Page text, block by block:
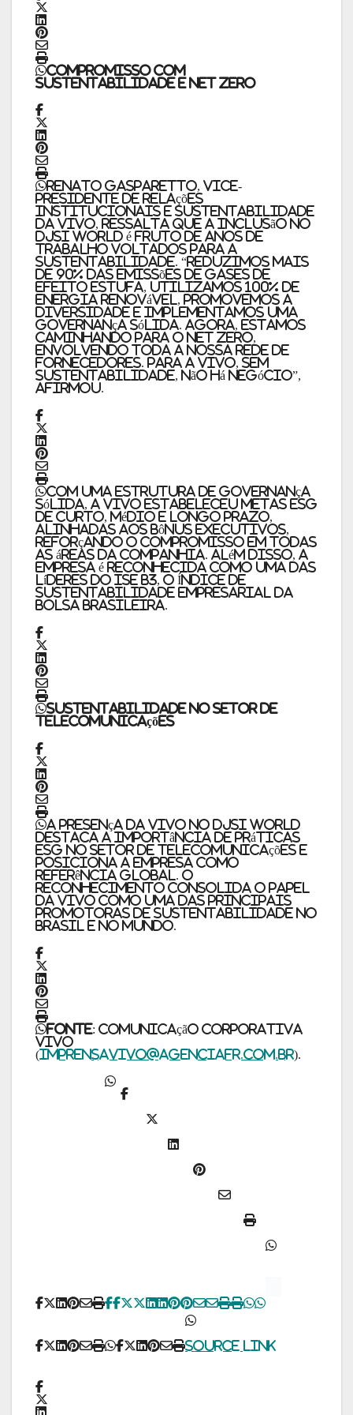
Compromisso com
Sustentabilidade e Net Zero
Renato Gasparetto, vice-
presidente de Relações
Institucionais e Sustentabilidade
da Vivo, ressalta que a inclusão no
DJSI World é fruto de anos de
trabalho voltados para a
sustentabilidade. “Reduzimos mais
de 90% das emissões de gases de
efeito estufa, utilizamos 100% de
energia renovável, promovemos a
diversidade e implementamos uma
governança sólida. Agora, estamos
caminhando para o Net Zero,
envolvendo toda a nossa rede de
fornecedores. Para a Vivo, sem
sustentabilidade, não há negócio”,
afirmou.
Com uma estrutura de governança
sólida, a Vivo estabeleceu metas ESG
de curto, médio e longo prazo,
alinhadas aos bônus executivos,
reforçando o compromisso em todas
as áreas da companhia. Além disso, a
empresa é reconhecida como uma das
líderes do ISE B3, o Índice de
Sustentabilidade Empresarial da
bolsa brasileira.
Sustentabilidade no setor de
telecomunicações
A presença da Vivo no DJSI World
destaca a importância de práticas
ESG no setor de telecomunicações e
posiciona a empresa como
referência global. O
reconhecimento consolida o papel
da Vivo como uma das principais
promotoras de sustentabilidade no
Brasil e no mundo.
Fonte: Comunicação Corporativa
Vivo
(imprensavivo@agenciafr.com.br).
Source link